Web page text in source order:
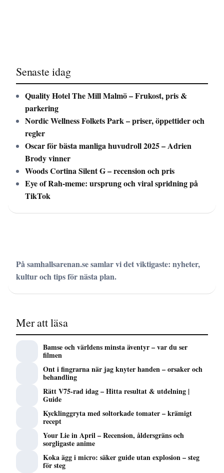
Senaste idag
Quality Hotel The Mill Malmö – Frukost, pris &
parkering
Nordic Wellness Folkets Park – priser, öppettider och
regler
Oscar för bästa manliga huvudroll 2025 – Adrien
Brody vinner
Woods Cortina Silent G – recension och pris
Eye of Rah-meme: ursprung och viral spridning på
TikTok
På samhallsarenan.se samlar vi det viktigaste: nyheter,
kultur och tips för nästa plan.
Mer att läsa
Bamse och världens minsta äventyr – var du ser
filmen
Ont i fingrarna när jag knyter handen – orsaker och
behandling
Rätt V75-rad idag – Hitta resultat & utdelning |
Guide
Kycklinggryta med soltorkade tomater – krämigt
recept
Your Lie in April – Recension, åldersgräns och
sorgligaste anime
Koka ägg i micro: säker guide utan explosion – steg
för steg